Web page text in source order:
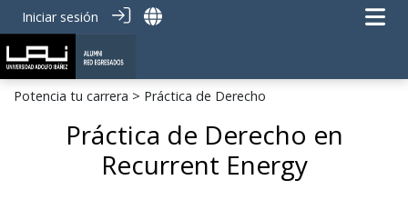
Iniciar sesión
Potencia tu carrera > Práctica de Derecho
Práctica de Derecho en
Recurrent Energy